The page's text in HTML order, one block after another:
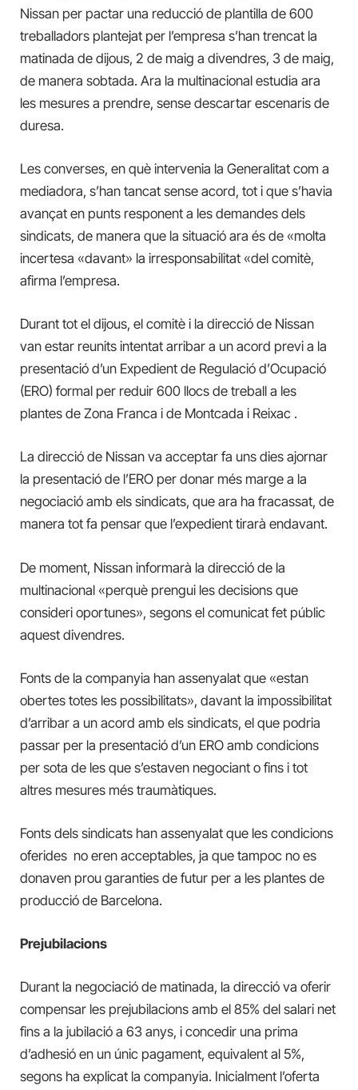
Nissan per pactar una reducció de plantilla de 600
treballadors plantejat per l’empresa s’han trencat la
matinada de dijous, 2 de maig a divendres, 3 de maig,
de manera sobtada. Ara la multinacional estudia ara
les mesures a prendre, sense descartar escenaris de
duresa.
Les converses, en què intervenia la Generalitat com a
mediadora, s’han tancat sense acord, tot i que s’havia
avançat en punts responent a les demandes dels
sindicats, de manera que la situació ara és de «molta
incertesa «davant» la irresponsabilitat «del comitè,
afirma l’empresa.
Durant tot el dijous, el comitè i la direcció de Nissan
van estar reunits intentat arribar a un acord previ a la
presentació d’un Expedient de Regulació d’Ocupació
(ERO) formal per reduir 600 llocs de treball a les
plantes de Zona Franca i de Montcada i Reixac .
La direcció de Nissan va acceptar fa uns dies ajornar
la presentació de l’ERO per donar més marge a la
negociació amb els sindicats, que ara ha fracassat, de
manera tot fa pensar que l’expedient tirarà endavant.
De moment, Nissan informarà la direcció de la
multinacional «perquè prengui les decisions que
consideri oportunes», segons el comunicat fet públic
aquest divendres.
Fonts de la companyia han assenyalat que «estan
obertes totes les possibilitats», davant la impossibilitat
d’arribar a un acord amb els sindicats, el que podria
passar per la presentació d’un ERO amb condicions
per sota de les que s’estaven negociant o fins i tot
altres mesures més traumàtiques.
Fonts dels sindicats han assenyalat que les condicions
oferides no eren acceptables, ja que tampoc no es
donaven prou garanties de futur per a les plantes de
producció de Barcelona.
Prejubilacions
Durant la negociació de matinada, la direcció va oferir
compensar les prejubilacions amb el 85% del salari net
fins a la jubilació a 63 anys, i concedir una prima
d’adhesió en un únic pagament, equivalent al 5%,
segons ha explicat la companyia. Inicialment l’oferta